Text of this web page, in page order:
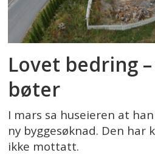
Lovet bedring
bøter
I mars sa huseieren at
ny byggesøknad. Den
ikke mottatt.